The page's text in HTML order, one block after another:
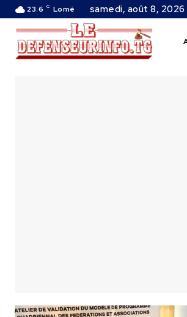
23.6 C Lomé samedi, août 8, 2026